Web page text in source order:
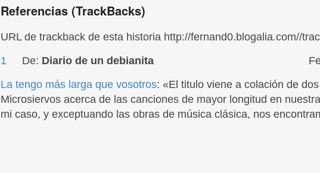
Referencias (TrackBacks)
URL de trackback de esta historia http://fernand0.blogalia.com//
1
De: Diario de un debianita
La tengo más larga que vosotros: «El titulo viene a colación de
Microsiervos acerca de las canciones de mayor longitud en
mi caso, y exceptuando las obras de música clásica, nos